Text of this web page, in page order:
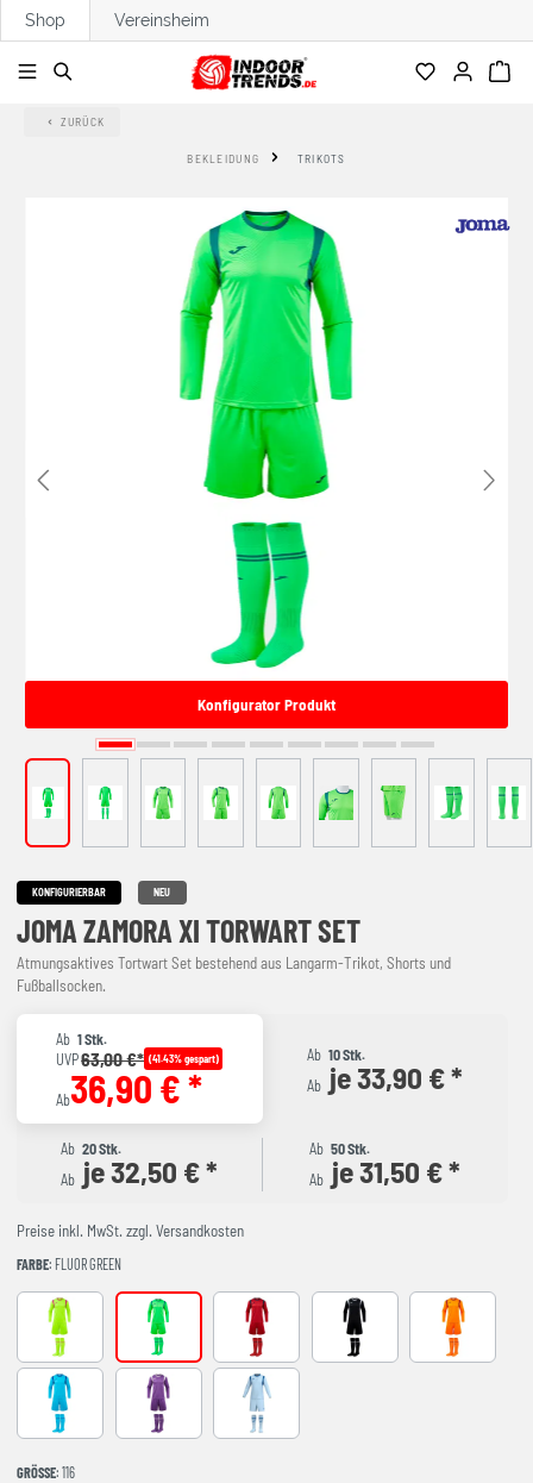
springen
Shop Vereinsheim
ZURÜCK
BEKLEIDUNG TRIKOTS
Konfigurator Produkt
KONFIGURIERBAR NEU
JOMA ZAMORA XI TORWART SET
Atmungsaktives Tortwart Set bestehend aus Langarm-Trikot, Shorts und
Fußballsocken.
Ab 1 Stk.
UVP63,00 €* (41.43% gespart)
Ab36,90 € *
Ab 10 Stk.
Ab je 33,90 € *
Ab 20 Stk.
Ab je 32,50 € *
Ab 50 Stk.
Ab je 31,50 € *
Preise inkl. MwSt. zzgl. Versandkosten
FARBE: FLUOR GREEN
AMARILLO FLUORFLUOR GREEN RED-NAVY BLACK-GREY NARANJA
Turquoise Purple LIGHT BLUE
GRÖSSE : 116